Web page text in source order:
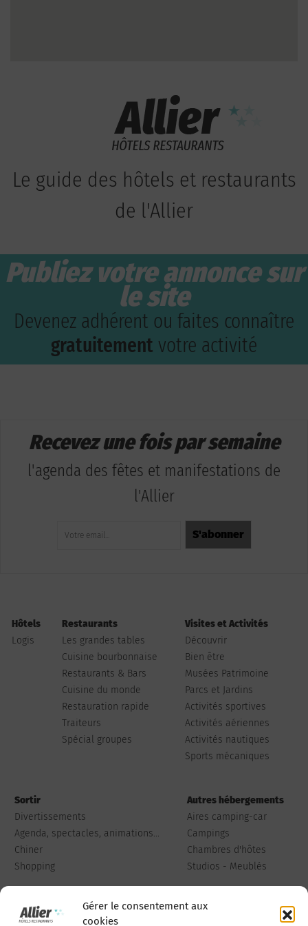
Gérer le consentement aux
cookies
Le guide des hôtels et restaurants
de l'Allier
Publiez votre annonce sur
le site
Devenez adhérent ou faites connaître
gratuitement votre activité
Recevez une fois par semaine
l'agenda des fêtes et manifestations de
l'Allier
Hôtels
Logis
Restaurants
Les grandes tables
Cuisine bourbonnaise
Restaurants & Bars
Cuisine du monde
Restauration rapide
Traiteurs
Spécial groupes
Visites et Activités
Découvrir
Bien être
Musées Patrimoine
Parcs et Jardins
Activités sportives
Activités aériennes
Activités nautiques
Sports mécaniques
Sortir
Divertissements
Agenda, spectacles, animations...
Chiner
Shopping
Autres hébergements
Aires camping-car
Campings
Chambres d'hôtes
Studios - Meublés